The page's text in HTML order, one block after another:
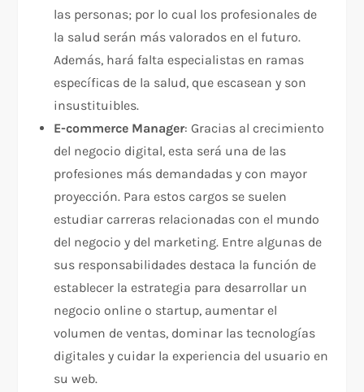
las personas; por lo cual los profesionales de
la salud serán más valorados en el futuro.
Además, hará falta especialistas en ramas
específicas de la salud, que escasean y son
insustituibles.
E-commerce Manager: Gracias al crecimiento
del negocio digital, esta será una de las
profesiones más demandadas y con mayor
proyección. Para estos cargos se suelen
estudiar carreras relacionadas con el mundo
del negocio y del marketing. Entre algunas de
sus responsabilidades destaca la función de
establecer la estrategia para desarrollar un
negocio online o startup, aumentar el
volumen de ventas, dominar las tecnologías
digitales y cuidar la experiencia del usuario en
su web.